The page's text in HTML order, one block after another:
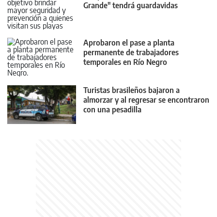
Grande" tendrá guardavidas
Aprobaron el pase a planta
permanente de trabajadores
temporales en Río Negro
Turistas brasileños bajaron a
almorzar y al regresar se encontraron
con una pesadilla